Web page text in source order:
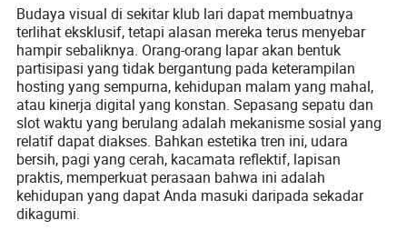
Budaya visual di sekitar klub lari dapat membuatnya
terlihat eksklusif, tetapi alasan mereka terus menyebar
hampir sebaliknya. Orang-orang lapar akan bentuk
partisipasi yang tidak bergantung pada keterampilan
hosting yang sempurna, kehidupan malam yang mahal,
atau kinerja digital yang konstan. Sepasang sepatu dan
slot waktu yang berulang adalah mekanisme sosial yang
relatif dapat diakses. Bahkan estetika tren ini, udara
bersih, pagi yang cerah, kacamata reflektif, lapisan
praktis, memperkuat perasaan bahwa ini adalah
kehidupan yang dapat Anda masuki daripada sekadar
dikagumi.